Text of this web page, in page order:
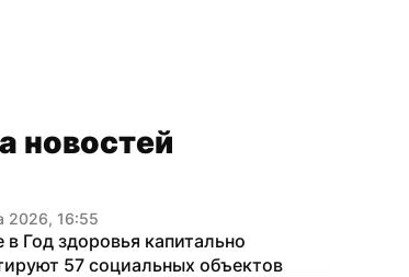
новостей
2026, 16:55
Год здоровья капитально
57 социальных объектов